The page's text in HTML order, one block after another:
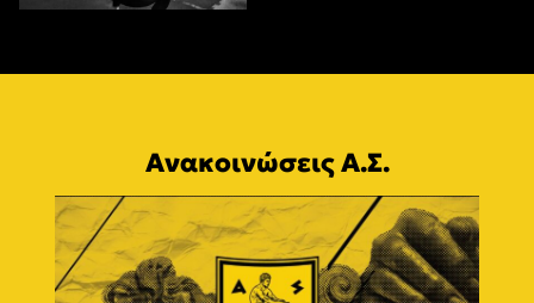
Ανακοινώσεις Α.Σ.